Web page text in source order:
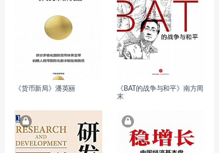
《货币新局》潘英丽
《BAT的战争与和平》南方周
末